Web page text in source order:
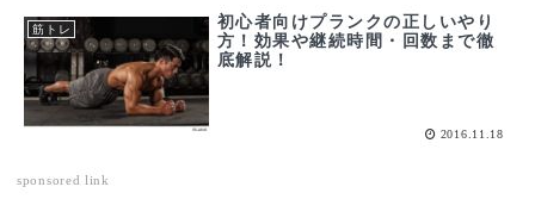
筋トレ
初心者向けプランクの正しいやり
方！効果や継続時間・回数まで徹
底解説！
2016.11.18
sponsored link